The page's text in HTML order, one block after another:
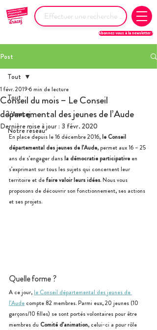
Abonnez-vous à la newsletter !
Post
Tout
L'Anacej
Notre réseau
Tout
Conseil du mois – Le Conseil
départemental des jeunes de l’Aude
1 févr. 20196 min de lecture
Dernière mise à jour : 3 févr. 2020
En place depuis le 16 décembre 2016, le Conseil
départemental des jeunes de l’Aude, permet aux 16 – 25
ans de s’engager dans la démocratie participative en
s’exprimant sur tous les sujets qui concernent leur
territoire et de faire valoir leurs idées. Nous vous
proposons de découvrir son fonctionnement, ses actions
et ses projets.
Quelle forme ?
A ce jour, le Conseil départemental des jeunes de
l’Aude compte 82 membres. Parmi eux, 20 jeunes (10
garçons/10 filles) se sont portés volontaires pour être
membres du Comité d’animation, celui-ci a pour rôle